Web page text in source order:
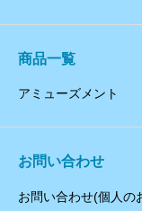
商品一覧
アミューズメント
お問い合わせ
お問い合わせ(個人の